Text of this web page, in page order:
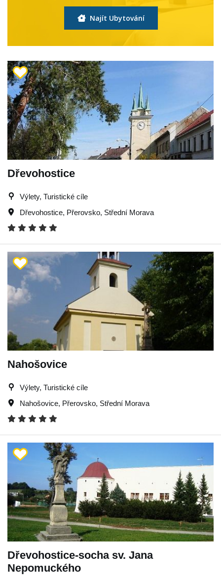
Najít Ubytování
Dřevohostice
Výlety, Turistické cíle
Dřevohostice, Přerovsko, Střední Morava
Nahošovice
Výlety, Turistické cíle
Nahošovice, Přerovsko, Střední Morava
Dřevohostice-socha sv. Jana
Nepomuckého